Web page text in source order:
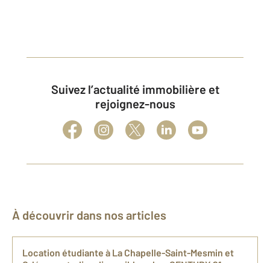
Suivez l’actualité immobilière et
rejoignez-nous
À découvrir dans nos articles
Location étudiante à La Chapelle-Saint-Mesmin et